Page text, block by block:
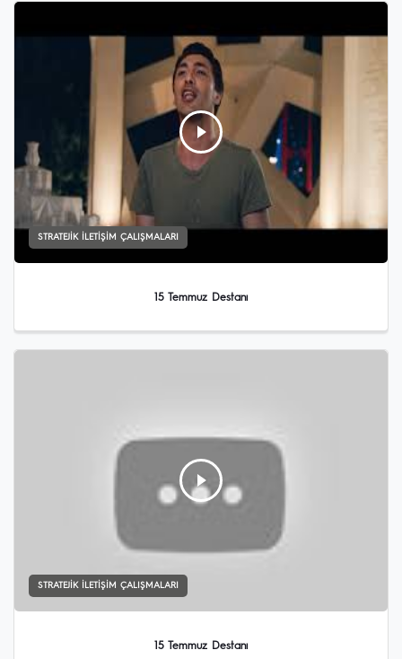
STRATEJIK İLETIŞIM ÇALIŞMALARI
15 Temmuz Destanı
STRATEJIK İLETIŞIM ÇALIŞMALARI
15 Temmuz Destanı